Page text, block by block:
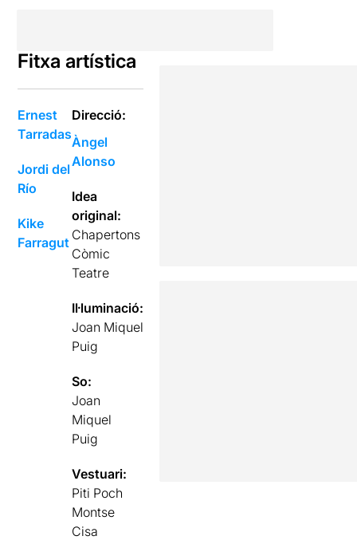
Fitxa artística
Ernest
Tarradas
Jordi del
Río
Kike
Farragut
Direcció:
Àngel
Alonso
Idea
original:
Chapertons
Còmic
Teatre
Il·luminació:
Joan Miquel
Puig
So:
Joan
Miquel
Puig
Vestuari:
Piti Poch
Montse
Cisa